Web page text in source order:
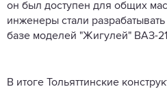
он был доступен для общих
инженеры стали
базе моделей "Жигулей" ВАЗ-
В итоге Тольяттинские